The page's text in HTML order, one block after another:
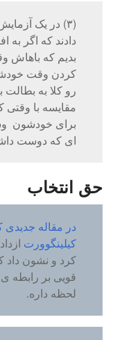
دادند که اگر به
بدیم که باهاش
کردن وقت
رو کلا به بطالت
مقایسه با وقتی
برای خودشون
ای که دوست
حق انتخاب
کیلینگوورت
کرد و نشون داد
قویی بر رابطه
لحظه داره.